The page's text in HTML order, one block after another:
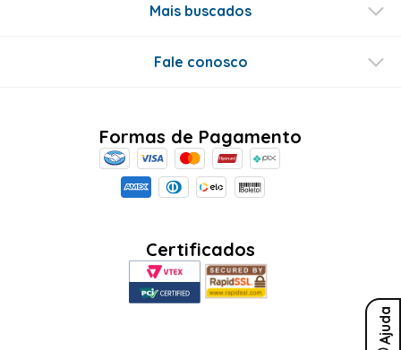
Ajuda
Mais buscados
Fale conosco
Formas de Pagamento
Certificados